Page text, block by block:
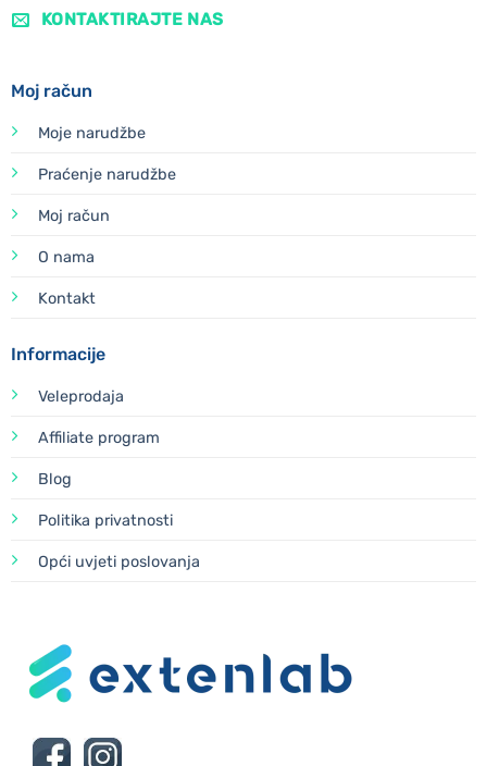
KONTAKTIRAJTE NAS
Moj račun
Moje narudžbe
Praćenje narudžbe
Moj račun
O nama
Kontakt
Informacije
Veleprodaja
Affiliate program
Blog
Politika privatnosti
Opći uvjeti poslovanja